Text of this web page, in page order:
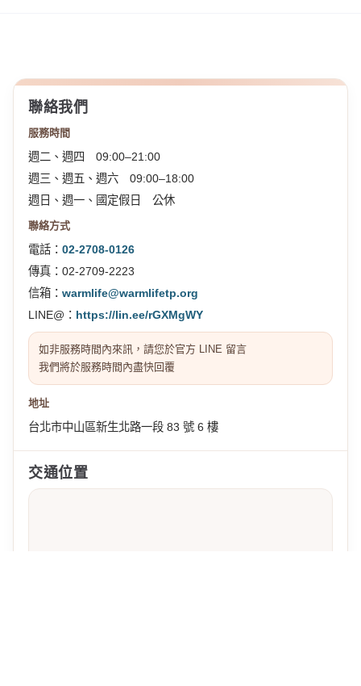
聯絡我們
服務時間
週二、週四 09:00–21:00
週三、週五、週六 09:00–18:00
週日、週一、國定假日 公休
聯絡方式
電話： 02-2708-0126
傳真：02-2709-2223
信箱： warmlife@warmlifetp.org
LINE@： https://lin.ee/rGXMgWY
如非服務時間內來訊，請您於官方 LINE 留言
我們將於服務時間內盡快回覆
地址
台北市中山區新生北路一段 83 號 6 樓
交通位置